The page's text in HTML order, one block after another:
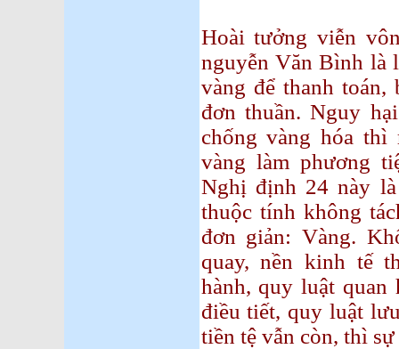
Hoài tưởng viễn
nguyễn Văn Bình là
vàng để thanh toán,
đơn thuần. Nguy
chống vàng hóa
vàng làm phương
Nghị định 24 này
thuộc tính không
đơn giản: Vàng.
quay, nền kinh tế
hành, quy luật
điều tiết, quy luật
tiền tệ vẫn còn, thì